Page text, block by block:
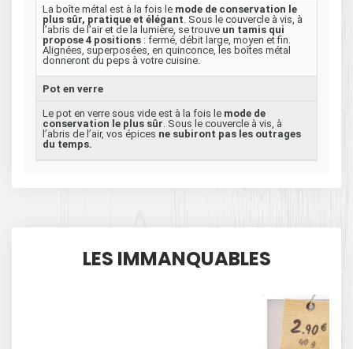
La boîte métal est à la fois le mode de conservation le
plus sûr, pratique et élégant. Sous le couvercle à vis, à
l’abris de l’air et de la lumière, se trouve un tamis qui
propose 4 positions : fermé, débit large, moyen et fin.
Alignées, superposées, en quinconce, les boîtes métal
donneront du peps à votre cuisine.
Pot en verre
Le pot en verre sous vide est à la fois le mode de
conservation le plus sûr. Sous le couvercle à vis, à
l’abris de l’air, vos épices ne subiront pas les outrages
du temps.
LES IMMANQUABLES
2.90€
40 g